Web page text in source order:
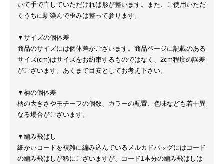
いて手で直していただければ形が整います。また、ご使用いただ
くうちに馴染んで歪みは整って参ります。
▼サイズの個体差
商品のサイズには個体差がございます。商品ページに記載のある
サイズ(cm)はサイズをお約束するものではなく、2cm程度の誤差
がございます。あくまで目安としてお考え下さい。
▼柄の個体差
柄の大きさやモチーフの個数、カラーの配置、色味なども若干異
なる場合がございます。
▼編み飛ばし
細かいコードを複雑に編み込んでいるメルカドバッグにはコード
の編み飛ばしが稀にございますが、コード1本分の編み飛ばしは